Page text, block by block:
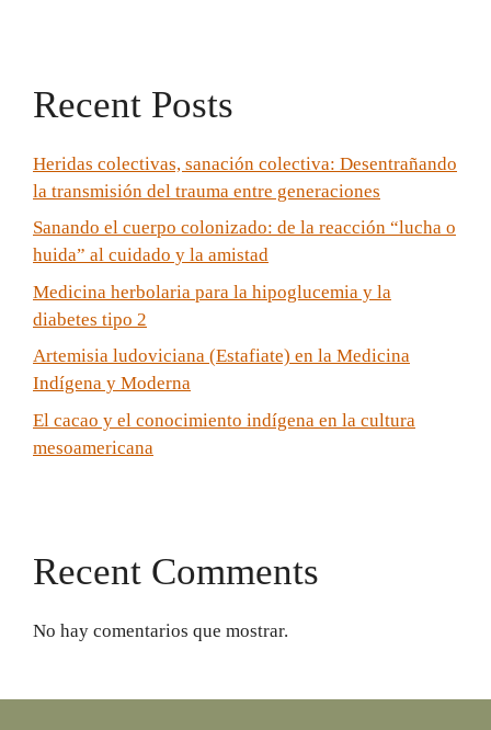
Recent Posts
Heridas colectivas, sanación colectiva: Desentrañando
la transmisión del trauma entre generaciones
Sanando el cuerpo colonizado: de la reacción “lucha o
huida” al cuidado y la amistad
Medicina herbolaria para la hipoglucemia y la
diabetes tipo 2
Artemisia ludoviciana (Estafiate) en la Medicina
Indígena y Moderna
El cacao y el conocimiento indígena en la cultura
mesoamericana
Recent Comments
No hay comentarios que mostrar.